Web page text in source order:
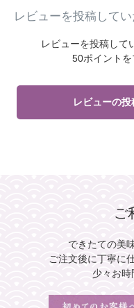
レビューを投稿して
レビューを投稿して
50ポイントを
レビューの
ご
できたての美
ご注文後に丁寧に
少々お時